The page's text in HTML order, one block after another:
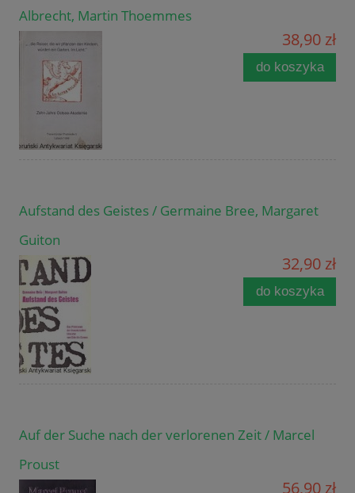
Albrecht, Martin Thoemmes
38,90 zł
do koszyka
Aufstand des Geistes / Germaine Bree, Margaret
Guiton
32,90 zł
do koszyka
Auf der Suche nach der verlorenen Zeit / Marcel
Proust
56,90 zł